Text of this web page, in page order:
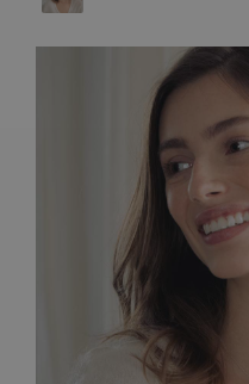
ARTISANAT
ENGAGEMENTS